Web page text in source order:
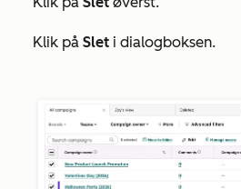
Klik på Slet i dialogboksen.